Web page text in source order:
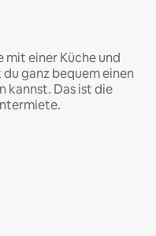
einer Küche und
ganz bequem einen
kannst. Das ist die